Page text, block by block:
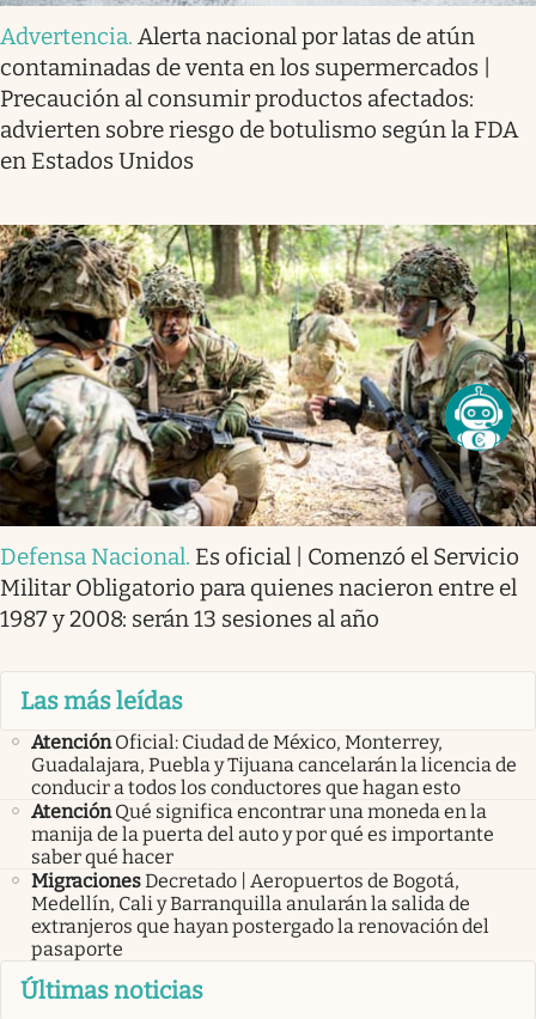
Advertencia. Alerta nacional por latas de atún
contaminadas de venta en los supermercados |
Precaución al consumir productos afectados:
advierten sobre riesgo de botulismo según la FDA
en Estados Unidos
Defensa Nacional. Es oficial | Comenzó el Servicio
Militar Obligatorio para quienes nacieron entre el
1987 y 2008: serán 13 sesiones al año
Las más leídas
Atención Oficial: Ciudad de México, Monterrey,
Guadalajara, Puebla y Tijuana cancelarán la licencia de
conducir a todos los conductores que hagan esto
Atención Qué significa encontrar una moneda en la
manija de la puerta del auto y por qué es importante
saber qué hacer
MigracionesDecretado | Aeropuertos de Bogotá,
Medellín, Cali y Barranquilla anularán la salida de
extranjeros que hayan postergado la renovación del
pasaporte
Últimas noticias